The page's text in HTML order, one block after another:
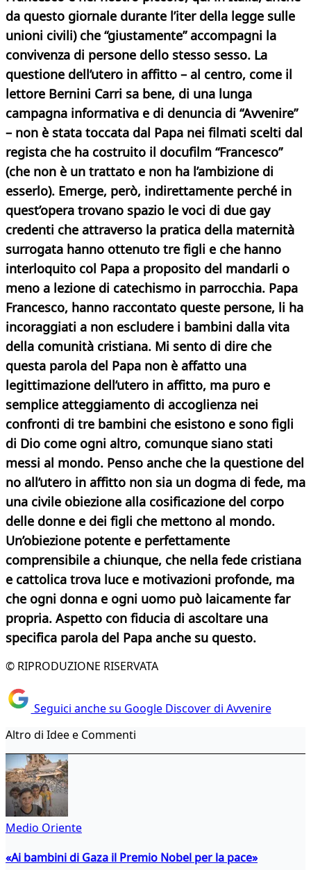
da questo giornale durante l’iter della legge sulle
unioni civili) che “giustamente” accompagni la
convivenza di persone dello stesso sesso. La
questione dell’utero in affitto – al centro, come il
lettore Bernini Carri sa bene, di una lunga
campagna informativa e di denuncia di “Avvenire”
– non è stata toccata dal Papa nei filmati scelti dal
regista che ha costruito il docufilm “Francesco”
(che non è un trattato e non ha l’ambizione di
esserlo). Emerge, però, indirettamente perché in
quest’opera trovano spazio le voci di due gay
credenti che attraverso la pratica della maternità
surrogata hanno ottenuto tre figli e che hanno
interloquito col Papa a proposito del mandarli o
meno a lezione di catechismo in parrocchia. Papa
Francesco, hanno raccontato queste persone, li ha
incoraggiati a non escludere i bambini dalla vita
della comunità cristiana. Mi sento di dire che
questa parola del Papa non è affatto una
legittimazione dell’utero in affitto, ma puro e
semplice atteggiamento di accoglienza nei
confronti di tre bambini che esistono e sono figli
di Dio come ogni altro, comunque siano stati
messi al mondo. Penso anche che la questione del
no all’utero in affitto non sia un dogma di fede, ma
una civile obiezione alla cosificazione del corpo
delle donne e dei figli che mettono al mondo.
Un’obiezione potente e perfettamente
comprensibile a chiunque, che nella fede cristiana
e cattolica trova luce e motivazioni profonde, ma
che ogni donna e ogni uomo può laicamente far
propria. Aspetto con fiducia di ascoltare una
specifica parola del Papa anche su questo.
© RIPRODUZIONE RISERVATA
Seguici anche su Google Discover di Avvenire
Altro di Idee e Commenti
Medio Oriente
«Ai bambini di Gaza il Premio Nobel per la pace»